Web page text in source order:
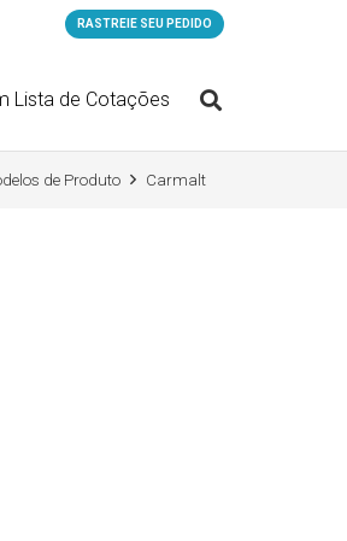
RASTREIE SEU PEDIDO
Lista de Cotações
de Produto Carmalt